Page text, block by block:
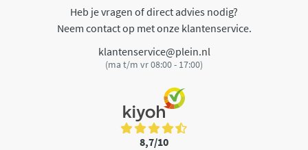
Heb je vragen of direct advies nodig?
Neem contact op met onze klantenservice.
klantenservice@plein.nl
(ma t/m vr 08:00 - 17:00)
8,7/10